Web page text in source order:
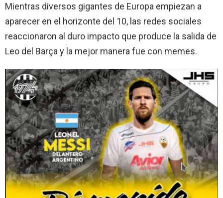
Mientras diversos gigantes de Europa empiezan a
aparecer en el horizonte del 10, las redes sociales
reaccionaron al duro impacto que produce la salida de
Leo del Barça y la mejor manera fue con memes.